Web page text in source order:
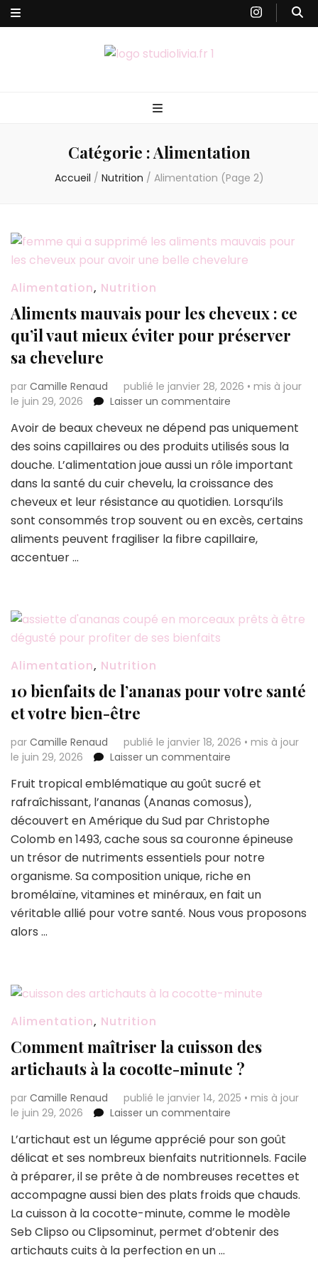
Catégorie :Alimentation
Accueil / Nutrition / Alimentation (Page 2)
Alimentation, Nutrition
Aliments mauvais pour les cheveux : ce
qu’il vaut mieux éviter pour préserver
sa chevelure
par Camille Renaud publié le janvier 28, 2026 • mis à jour
le juin 29, 2026
Laisser un commentaire
mauvais
pour
les
cheveux
:
ce
qu’il
vaut
chevelure
Avoir de beaux cheveux ne dépend pas uniquement
des soins capillaires ou des produits utilisés sous la
douche. L’alimentation joue aussi un rôle important
dans la santé du cuir chevelu, la croissance des
cheveux et leur résistance au quotidien. Lorsqu’ils
sont consommés trop souvent ou en excès, certains
aliments peuvent fragiliser la fibre capillaire,
accentuer …
Alimentation, Nutrition
10 bienfaits de l’ananas pour votre santé
et votre bien-être
par Camille Renaud publié le janvier 18, 2026 • mis à jour
le juin 29, 2026
Laisser un commentaire
bienfaits
de
l’ananas
pour
votre
santé
et
votre
être
Fruit tropical emblématique au goût sucré et
rafraîchissant, l’ananas (Ananas comosus),
découvert en Amérique du Sud par Christophe
Colomb en 1493, cache sous sa couronne épineuse
un trésor de nutriments essentiels pour notre
organisme. Sa composition unique, riche en
bromélaïne, vitamines et minéraux, en fait un
véritable allié pour votre santé. Nous vous proposons
alors …
Alimentation, Nutrition
Comment maîtriser la cuisson des
artichauts à la cocotte-minute ?
par Camille Renaud publié le janvier 14, 2025 • mis à jour
le juin 29, 2026
Laisser un commentaire
maîtriser
la
cuisson
artichauts
à
la
L’artichaut est un légume apprécié pour son goût
délicat et ses nombreux bienfaits nutritionnels. Facile
à préparer, il se prête à de nombreuses recettes et
accompagne aussi bien des plats froids que chauds.
La cuisson à la cocotte-minute, comme le modèle
Seb Clipso ou Clipsominut, permet d’obtenir des
artichauts cuits à la perfection en un …